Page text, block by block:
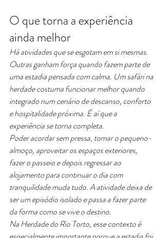
O que torna a experiência
ainda melhor
Há atividades que se esgotam em si mesmas.
Outras ganham força quando fazem parte de
uma estadia pensada com calma. Um safári na
herdade costuma funcionar melhor quando
integrado num cenário de descanso, conforto
e hospitalidade próxima. É aí que a
experiência se torna completa.
Poder acordar sem pressa, tomar o pequeno-
almoço, aproveitar os espaços exteriores,
fazer o passeio e depois regressar ao
alojamento para continuar o dia com
tranquilidade muda tudo. A atividade deixa de
ser um episódio isolado e passa a fazer parte
da forma como se vive o destino.
Na Herdade do Rio Torto, esse contexto é